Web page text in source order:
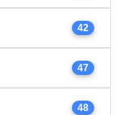
42
47
48